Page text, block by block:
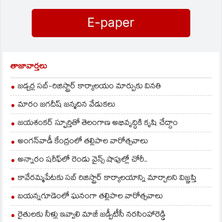
బ్రిటన్‌ ప్రతినిధులకు
తాజావార్తలు
జడ్చర్ల సబ్-రిజిస్ట్రార్ కార్యాలయం మార్పుకు వినతి
మారం జగదీష్ జన్మదిన వేడుకలు
జయశంకర్ స్ఫూర్తితో తెలంగాణ అభివృద్ధికి కృషి చేద్దాం
అంగన్‌వాడీ కేంద్రంలో తల్లిపాల వారోత్సవాలు
అన్నారం షరీఫ్‌లో రెండు వైన్స్ షాపుల్లో చోరీ..
కావేరమ్మపేటకు సబ్ రిజిస్ట్రార్ కార్యాలయాన్ని మార్చాలని విజ్ఞప్తి
బయన్నగూడెంలో ఘనంగా తల్లిపాల వారోత్సవాలు
రైతులకు నీళ్లు ఇవ్వాలి మాజీ జడ్పీటీసీ నరసింహారెడ్డి